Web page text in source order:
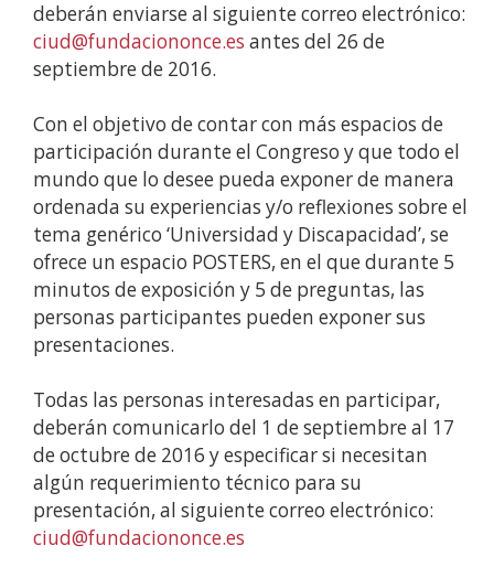
deberán enviarse al siguiente correo electrónico:
ciud@fundaciononce.es antes del 26 de
septiembre de 2016.
Con el objetivo de contar con más espacios de
participación durante el Congreso y que todo el
mundo que lo desee pueda exponer de manera
ordenada su experiencias y/o reflexiones sobre el
tema genérico ‘Universidad y Discapacidad’, se
ofrece un espacio POSTERS, en el que durante 5
minutos de exposición y 5 de preguntas, las
personas participantes pueden exponer sus
presentaciones.
Todas las personas interesadas en participar,
deberán comunicarlo del 1 de septiembre al 17
de octubre de 2016 y especificar si necesitan
algún requerimiento técnico para su
presentación, al siguiente correo electrónico:
ciud@fundaciononce.es